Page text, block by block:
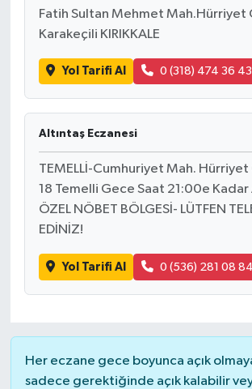
Fatih Sultan Mehmet Mah.Hürriyet
Karakeçili KIRIKKALE
Yol Tarifi Al 0 (318) 474 36 43
Altıntaş Eczanesi
TEMELLİ-Cumhuriyet Mah. Hürriyet
18 Temelli Gece Saat 21:00e Kadar
ÖZEL NÖBET BÖLGESİ- LÜTFEN
EDİNİZ!
Yol Tarifi Al 0 (536) 281 08 84
Her eczane gece boyunca açık
sadece gerektiğinde açık kalabilir